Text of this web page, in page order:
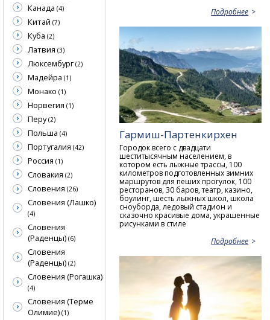
Подробнее
Гармиш-Партенкирхен
Городок всего с двадцати
шеститысячным населением, в
котором есть лыжные трассы, 100
километров подготовленных зимних
маршрутов для пеших прогулок, 100
ресторанов, 30 баров, театр, казино,
боулинг, шесть лыжных школ, школа
сноуборда, ледовый стадион и
сказочно красивые дома, украшенные
рисунками в стиле
Подробнее
Канада (4)
Китай (7)
Куба (2)
Латвия (3)
Люксембург(2)
Мадейра (1)
Монако (1)
Норвегия (1)
Перу(2)
Польша (4)
Португалия (42)
Россия (1)
Словакия (2)
Словения (26)
Словения (Лашко)
(4)
Словения
(Раденцы) (6)
Словения
(Раденцы) (2)
Словения (Рогашка)
(4)
Словения (Терме
Олимие) (1)